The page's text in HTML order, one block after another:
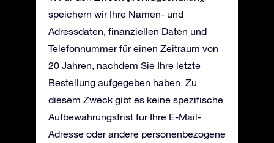
speichern wir Ihre Namen- und
Adressdaten, finanziellen Daten und
Telefonnummer für einen Zeitraum von
20 Jahren, nachdem Sie Ihre letzte
Bestellung aufgegeben haben. Zu
diesem Zweck gibt es keine spezifische
Aufbewahrungsfrist für Ihre E-Mail-
Adresse oder andere personenbezogene